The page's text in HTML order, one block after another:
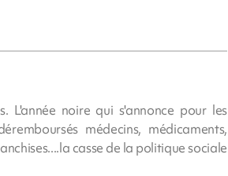
L'année noire qui s'annonce pour les
médecins, médicaments,
casse de la politique sociale